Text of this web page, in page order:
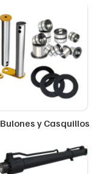
Bulones y Casquillos